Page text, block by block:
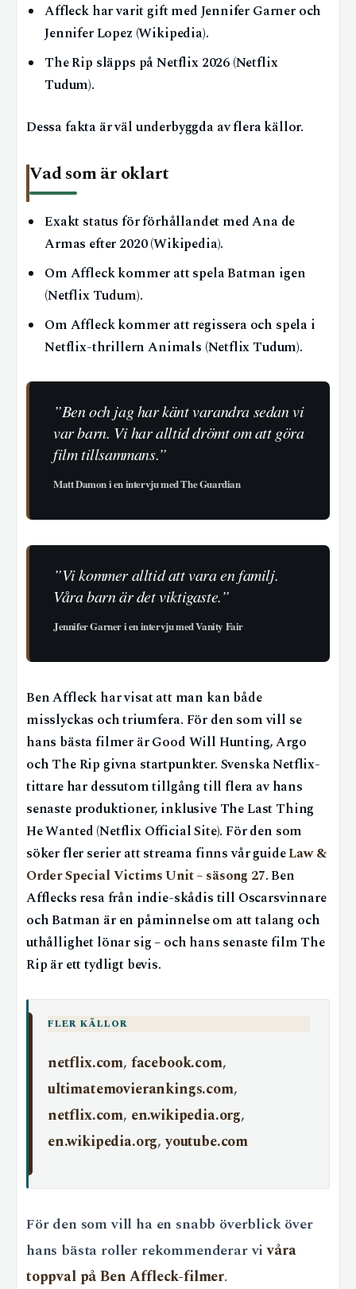
Affleck har varit gift med Jennifer Garner och
Jennifer Lopez (Wikipedia).
The Rip släpps på Netflix 2026 (Netflix
Tudum).
Dessa fakta är väl underbyggda av flera källor.
Vad som är oklart
Exakt status för förhållandet med Ana de
Armas efter 2020 (Wikipedia).
Om Affleck kommer att spela Batman igen
(Netflix Tudum).
Om Affleck kommer att regissera och spela i
Netflix-thrillern Animals (Netflix Tudum).
”Ben och jag har känt varandra sedan vi
var barn. Vi har alltid drömt om att göra
film tillsammans.”
Matt Damon i en intervju med The Guardian
”Vi kommer alltid att vara en familj.
Våra barn är det viktigaste.”
Jennifer Garner i en intervju med Vanity Fair
Ben Affleck har visat att man kan både
misslyckas och triumfera. För den som vill se
hans bästa filmer är Good Will Hunting, Argo
och The Rip givna startpunkter. Svenska Netflix-
tittare har dessutom tillgång till flera av hans
senaste produktioner, inklusive The Last Thing
He Wanted (Netflix Official Site). För den som
söker fler serier att streama finns vår guideLaw &
Order Special Victims Unit – säsong 27. Ben
Afflecks resa från indie-skådis till Oscarsvinnare
och Batman är en påminnelse om att talang och
uthållighet lönar sig – och hans senaste film The
Rip är ett tydligt bevis.
FLER KÄLLOR
netflix.com, facebook.com,
ultimatemovierankings.com,
netflix.com, en.wikipedia.org,
en.wikipedia.org,youtube.com
För den som vill ha en snabb överblick över
hans bästa roller rekommenderar vivåra
toppval på Ben Affleck-filmer.